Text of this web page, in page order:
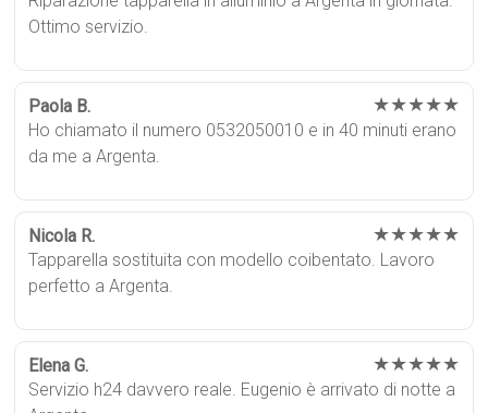
Ottimo servizio.
Paola B. ★★★★★
Ho chiamato il numero 0532050010 e in 40 minuti erano
da me a Argenta.
Nicola R. ★★★★★
Tapparella sostituita con modello coibentato. Lavoro
perfetto a Argenta.
Elena G. ★★★★★
Servizio h24 davvero reale. Eugenio è arrivato di notte a